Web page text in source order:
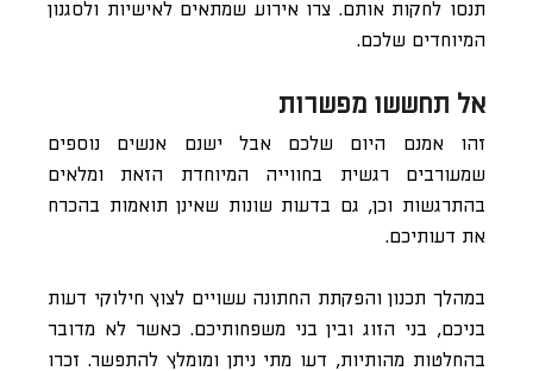
תנסו לחקות אותם. צרו אירוע שמתאים לאישיות ולסגנון
המיוחדים שלכם.
אל תחששו מפשרות
זהו אמנם היום שלכם אבל ישנם אנשים נוספים
שמעורבים רגשית בחווייה המיוחדת הזאת ומלאים
בהתרגשות וכן, גם בדעות שונות שאינן תואמות בהכרח
את דעותיכם.
במהלך תכנון והפקתת החתונה עשויים לצוץ חילוקי דעות
בניכם, בני הזוג ובין בני משפחותיכם. כאשר לא מדובר
בהחלטות מהותיות, דעו מתי ניתן ומומלץ להתפשר. זכרו